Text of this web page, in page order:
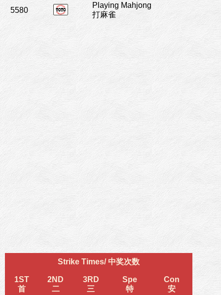
5580
Playing Mahjong
打麻雀
Strike Times/ 中奖次数
1ST
首
2ND
二
3RD
三
Spe
特
Con
安